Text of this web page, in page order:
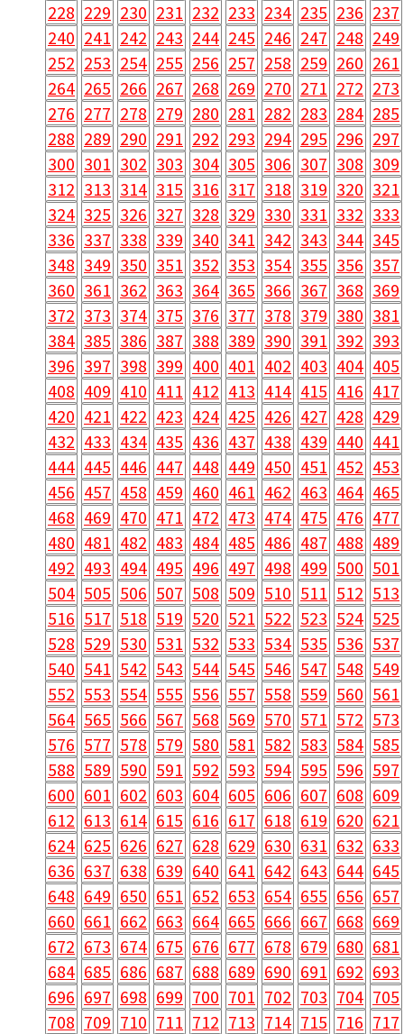
228 229 230 231 232 233 234 235 236 237
240 241 242 243 244 245 246 247 248 249
252 253 254 255 256 257 258 259 260 261
264 265 266 267 268 269 270 271 272 273
276 277 278 279 280 281 282 283 284 285
288 289 290 291 292 293 294 295 296 297
300 301 302 303 304 305 306 307 308 309
312 313 314 315 316 317 318 319 320 321
324 325 326 327 328 329 330 331 332 333
336 337 338 339 340 341 342 343 344 345
348 349 350 351 352 353 354 355 356 357
360 361 362 363 364 365 366 367 368 369
372 373 374 375 376 377 378 379 380 381
384 385 386 387 388 389 390 391 392 393
396 397 398 399 400 401 402 403 404 405
408 409 410 411 412 413 414 415 416 417
420 421 422 423 424 425 426 427 428 429
432 433 434 435 436 437 438 439 440 441
444 445 446 447 448 449 450 451 452 453
456 457 458 459 460 461 462 463 464 465
468 469 470 471 472 473 474 475 476 477
480 481 482 483 484 485 486 487 488 489
492 493 494 495 496 497 498 499 500 501
504 505 506 507 508 509 510 511 512 513
516 517 518 519 520 521 522 523 524 525
528 529 530 531 532 533 534 535 536 537
540 541 542 543 544 545 546 547 548 549
552 553 554 555 556 557 558 559 560 561
564 565 566 567 568 569 570 571 572 573
576 577 578 579 580 581 582 583 584 585
588 589 590 591 592 593 594 595 596 597
600 601 602 603 604 605 606 607 608 609
612 613 614 615 616 617 618 619 620 621
624 625 626 627 628 629 630 631 632 633
636 637 638 639 640 641 642 643 644 645
648 649 650 651 652 653 654 655 656 657
660 661 662 663 664 665 666 667 668 669
672 673 674 675 676 677 678 679 680 681
684 685 686 687 688 689 690 691 692 693
696 697 698 699 700 701 702 703 704 705
708 709 710 711 712 713 714 715 716 717